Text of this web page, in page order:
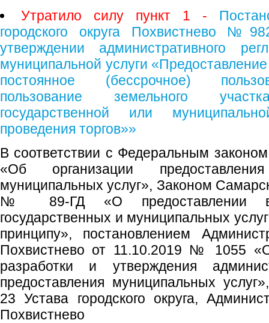
Утратило силу пункт 1 -
городского округа Похвистнево
утверждении административного
муниципальной услуги
постоянное (бессрочное)
пользование земельного
государственной или
проведения торгов»»
В соответствии с Федеральным
«Об организации
муниципальных услуг», Законом
№ 89-ГД «О предоставлении в
государственных и муниципальных
принципу», постановлением
Похвистнево от 11.10.2019 № 1055
разработки и утверждения
предоставления муниципальных
23 Устава городского округа,
Похвистнево